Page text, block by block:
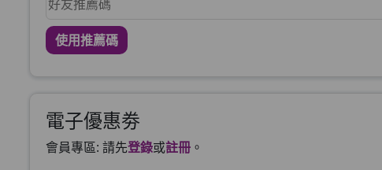
使用推薦碼
電子優惠劵
會員專區: 請先登錄或註冊 。